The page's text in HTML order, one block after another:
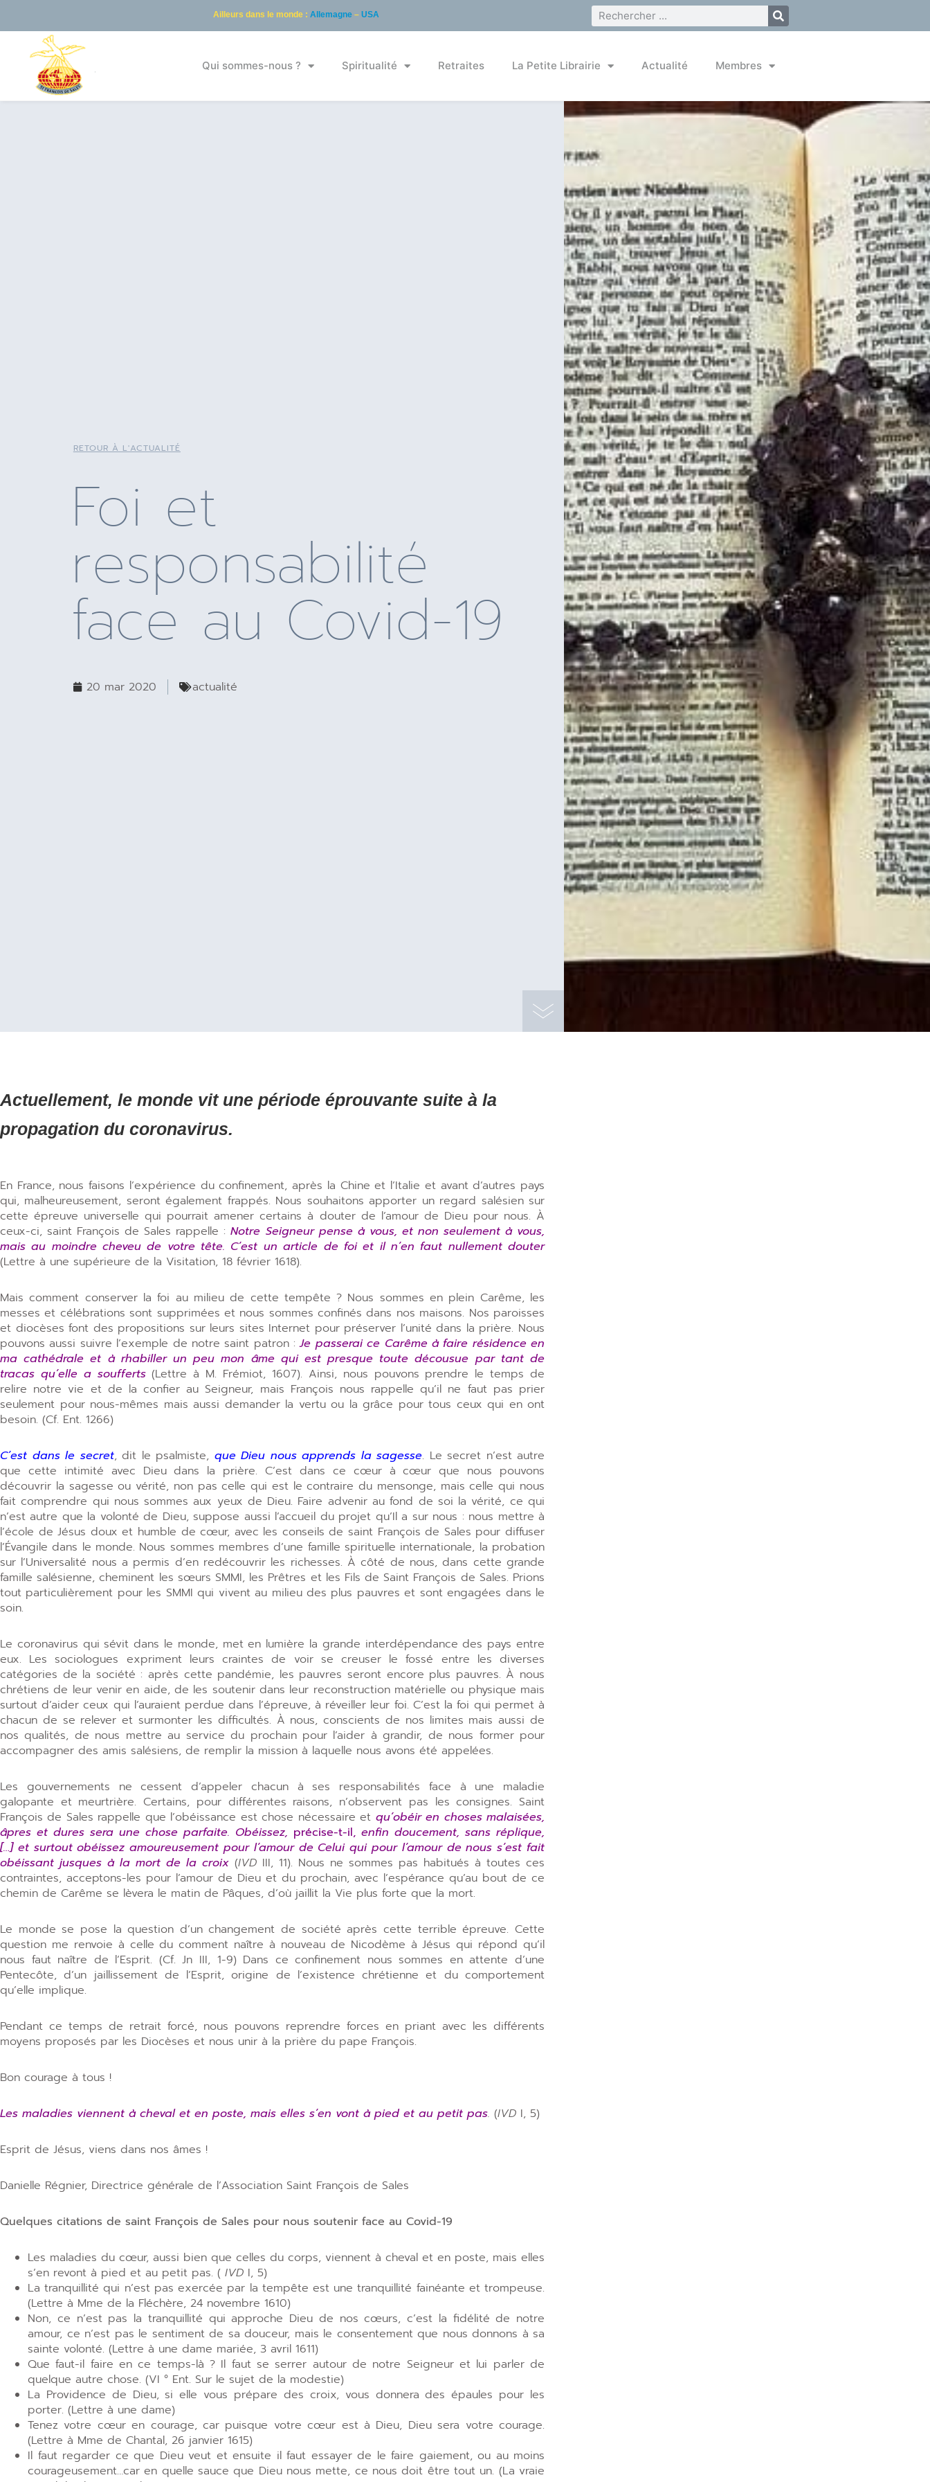
Ailleurs dans le monde : Allemagne– USA
Qui sommes-nous ? Spiritualité Retraites La Petite Librairie Actualité Membres
RETOUR À L'ACTUALITÉ
Foi et
responsabilité
face au Covid-19
20 mar 2020 actualité
Actuellement, le monde vit une période éprouvante suite à la
propagation du coronavirus.
En France, nous faisons l’expérience du confinement, après la Chine et l’Italie et avant d’autres pays
qui, malheureusement, seront également frappés. Nous souhaitons apporter un regard salésien sur
cette épreuve universelle qui pourrait amener certains à douter de l’amour de Dieu pour nous. À
ceux-ci, saint François de Sales rappelle :Notre Seigneur pense à vous, et non seulement à vous,
mais au moindre cheveu de votre tête. C’est un article de foi et il n’en faut nullement douter
(Lettre à une supérieure de la Visitation, 18 février 1618).
Mais comment conserver la foi au milieu de cette tempête ? Nous sommes en plein Carême, les
messes et célébrations sont supprimées et nous sommes confinés dans nos maisons. Nos paroisses
et diocèses font des propositions sur leurs sites Internet pour préserver l’unité dans la prière. Nous
pouvons aussi suivre l’exemple de notre saint patron :Je passerai ce Carême à faire résidence en
ma cathédrale et à rhabiller un peu mon âme qui est presque toute décousue par tant de
tracas qu’elle a soufferts(Lettre à M. Frémiot, 1607). Ainsi, nous pouvons prendre le temps de
relire notre vie et de la confier au Seigneur, mais François nous rappelle qu’il ne faut pas prier
seulement pour nous-mêmes mais aussi demander la vertu ou la grâce pour tous ceux qui en ont
besoin. (Cf. Ent. 1266)
C’est dans le secret, dit le psalmiste, que Dieu nous apprends la sagesse. Le secret n’est autre
que cette intimité avec Dieu dans la prière. C’est dans ce cœur à cœur que nous pouvons
découvrir la sagesse ou vérité, non pas celle qui est le contraire du mensonge, mais celle qui nous
fait comprendre qui nous sommes aux yeux de Dieu. Faire advenir au fond de soi la vérité, ce qui
n’est autre que la volonté de Dieu, suppose aussi l’accueil du projet qu’Il a sur nous : nous mettre à
l’école de Jésus doux et humble de cœur, avec les conseils de saint François de Sales pour diffuser
l’Évangile dans le monde. Nous sommes membres d’une famille spirituelle internationale, la probation
sur l’Universalité nous a permis d’en redécouvrir les richesses. À côté de nous, dans cette grande
famille salésienne, cheminent les sœurs SMMI, les Prêtres et les Fils de Saint François de Sales. Prions
tout particulièrement pour les SMMI qui vivent au milieu des plus pauvres et sont engagées dans le
soin.
Le coronavirus qui sévit dans le monde, met en lumière la grande interdépendance des pays entre
eux. Les sociologues expriment leurs craintes de voir se creuser le fossé entre les diverses
catégories de la société : après cette pandémie, les pauvres seront encore plus pauvres. À nous
chrétiens de leur venir en aide, de les soutenir dans leur reconstruction matérielle ou physique mais
surtout d’aider ceux qui l’auraient perdue dans l’épreuve, à réveiller leur foi. C’est la foi qui permet à
chacun de se relever et surmonter les difficultés. À nous, conscients de nos limites mais aussi de
nos qualités, de nous mettre au service du prochain pour l’aider à grandir, de nous former pour
accompagner des amis salésiens, de remplir la mission à laquelle nous avons été appelées.
Les gouvernements ne cessent d’appeler chacun à ses responsabilités face à une maladie
galopante et meurtrière. Certains, pour différentes raisons, n’observent pas les consignes. Saint
François de Sales rappelle que l’obéissance est chose nécessaire et qu’obéir en choses malaisées,
âpres et dures sera une chose parfaite. Obéissez, précise-t-il, enfin doucement, sans réplique,
[…] et surtout obéissez amoureusement pour l’amour de Celui qui pour l’amour de nous s’est fait
obéissant jusques à la mort de la croix (IVD III, 11). Nous ne sommes pas habitués à toutes ces
contraintes, acceptons-les pour l’amour de Dieu et du prochain, avec l’espérance qu’au bout de ce
chemin de Carême se lèvera le matin de Pâques, d’où jaillit la Vie plus forte que la mort.
Le monde se pose la question d’un changement de société après cette terrible épreuve. Cette
question me renvoie à celle du comment naître à nouveau de Nicodème à Jésus qui répond qu’il
nous faut naître de l’Esprit. (Cf. Jn III, 1-9) Dans ce confinement nous sommes en attente d’une
Pentecôte, d’un jaillissement de l’Esprit, origine de l’existence chrétienne et du comportement
qu’elle implique.
Pendant ce temps de retrait forcé, nous pouvons reprendre forces en priant avec les différents
moyens proposés par les Diocèses et nous unir à la prière du pape François.
Bon courage à tous !
Les maladies viennent à cheval et en poste, mais elles s’en vont à pied et au petit pas. (IVD I, 5)
Esprit de Jésus, viens dans nos âmes !
Danielle Régnier, Directrice générale de l’Association Saint François de Sales
Quelques citations de saint François de Sales pour nous soutenir face au Covid-19
Les maladies du cœur, aussi bien que celles du corps, viennent à cheval et en poste, mais elles
s’en revont à pied et au petit pas. ( IVD I, 5)
La tranquillité qui n’est pas exercée par la tempête est une tranquillité fainéante et trompeuse.
(Lettre à Mme de la Fléchère, 24 novembre 1610)
Non, ce n’est pas la tranquillité qui approche Dieu de nos cœurs, c’est la fidélité de notre
amour, ce n’est pas le sentiment de sa douceur, mais le consentement que nous donnons à sa
sainte volonté. (Lettre à une dame mariée, 3 avril 1611)
Que faut-il faire en ce temps-là ? Il faut se serrer autour de notre Seigneur et lui parler de
quelque autre chose. (VI ° Ent. Sur le sujet de la modestie)
La Providence de Dieu, si elle vous prépare des croix, vous donnera des épaules pour les
porter. (Lettre à une dame)
Tenez votre cœur en courage, car puisque votre cœur est à Dieu, Dieu sera votre courage.
(Lettre à Mme de Chantal, 26 janvier 1615)
Il faut regarder ce que Dieu veut et ensuite il faut essayer de le faire gaiement, ou au moins
courageusement…car en quelle sauce que Dieu nous mette, ce nous doit être tout un. (La vraie